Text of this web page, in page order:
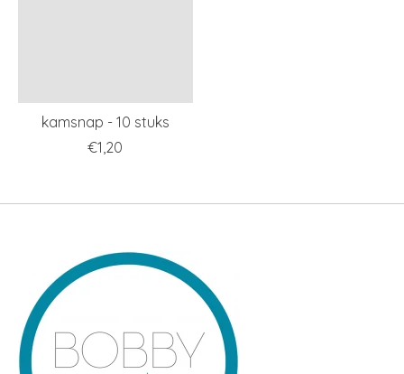
kamsnap - 10 stuks
€1,20